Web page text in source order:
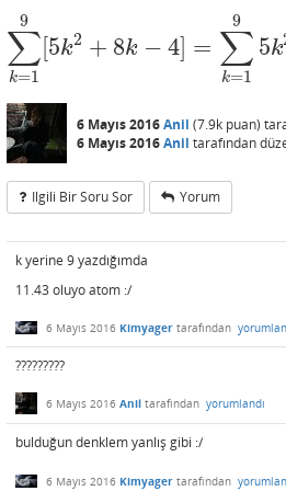
∑
k=1
9
[5k2 + 8k − 4] = ∑
k=1
9
5k
∑k 19[5k 2+ 8k− 4]=∑ =1 95 2 +8.
6 Mayıs 2016Anil (7.9k puan)
6 Mayıs 2016Anil tarafından
Ilgili Bir Soru Sor Yorum
k yerine 9 yazdığımda
11.43 oluyo atom :/
6 Mayıs 2016 Kimyager tarafından
?????????
6 Mayıs 2016 Anil tarafından yorumlandı
bulduğun denklem yanlış gibi :/
6 Mayıs 2016 Kimyager tarafından